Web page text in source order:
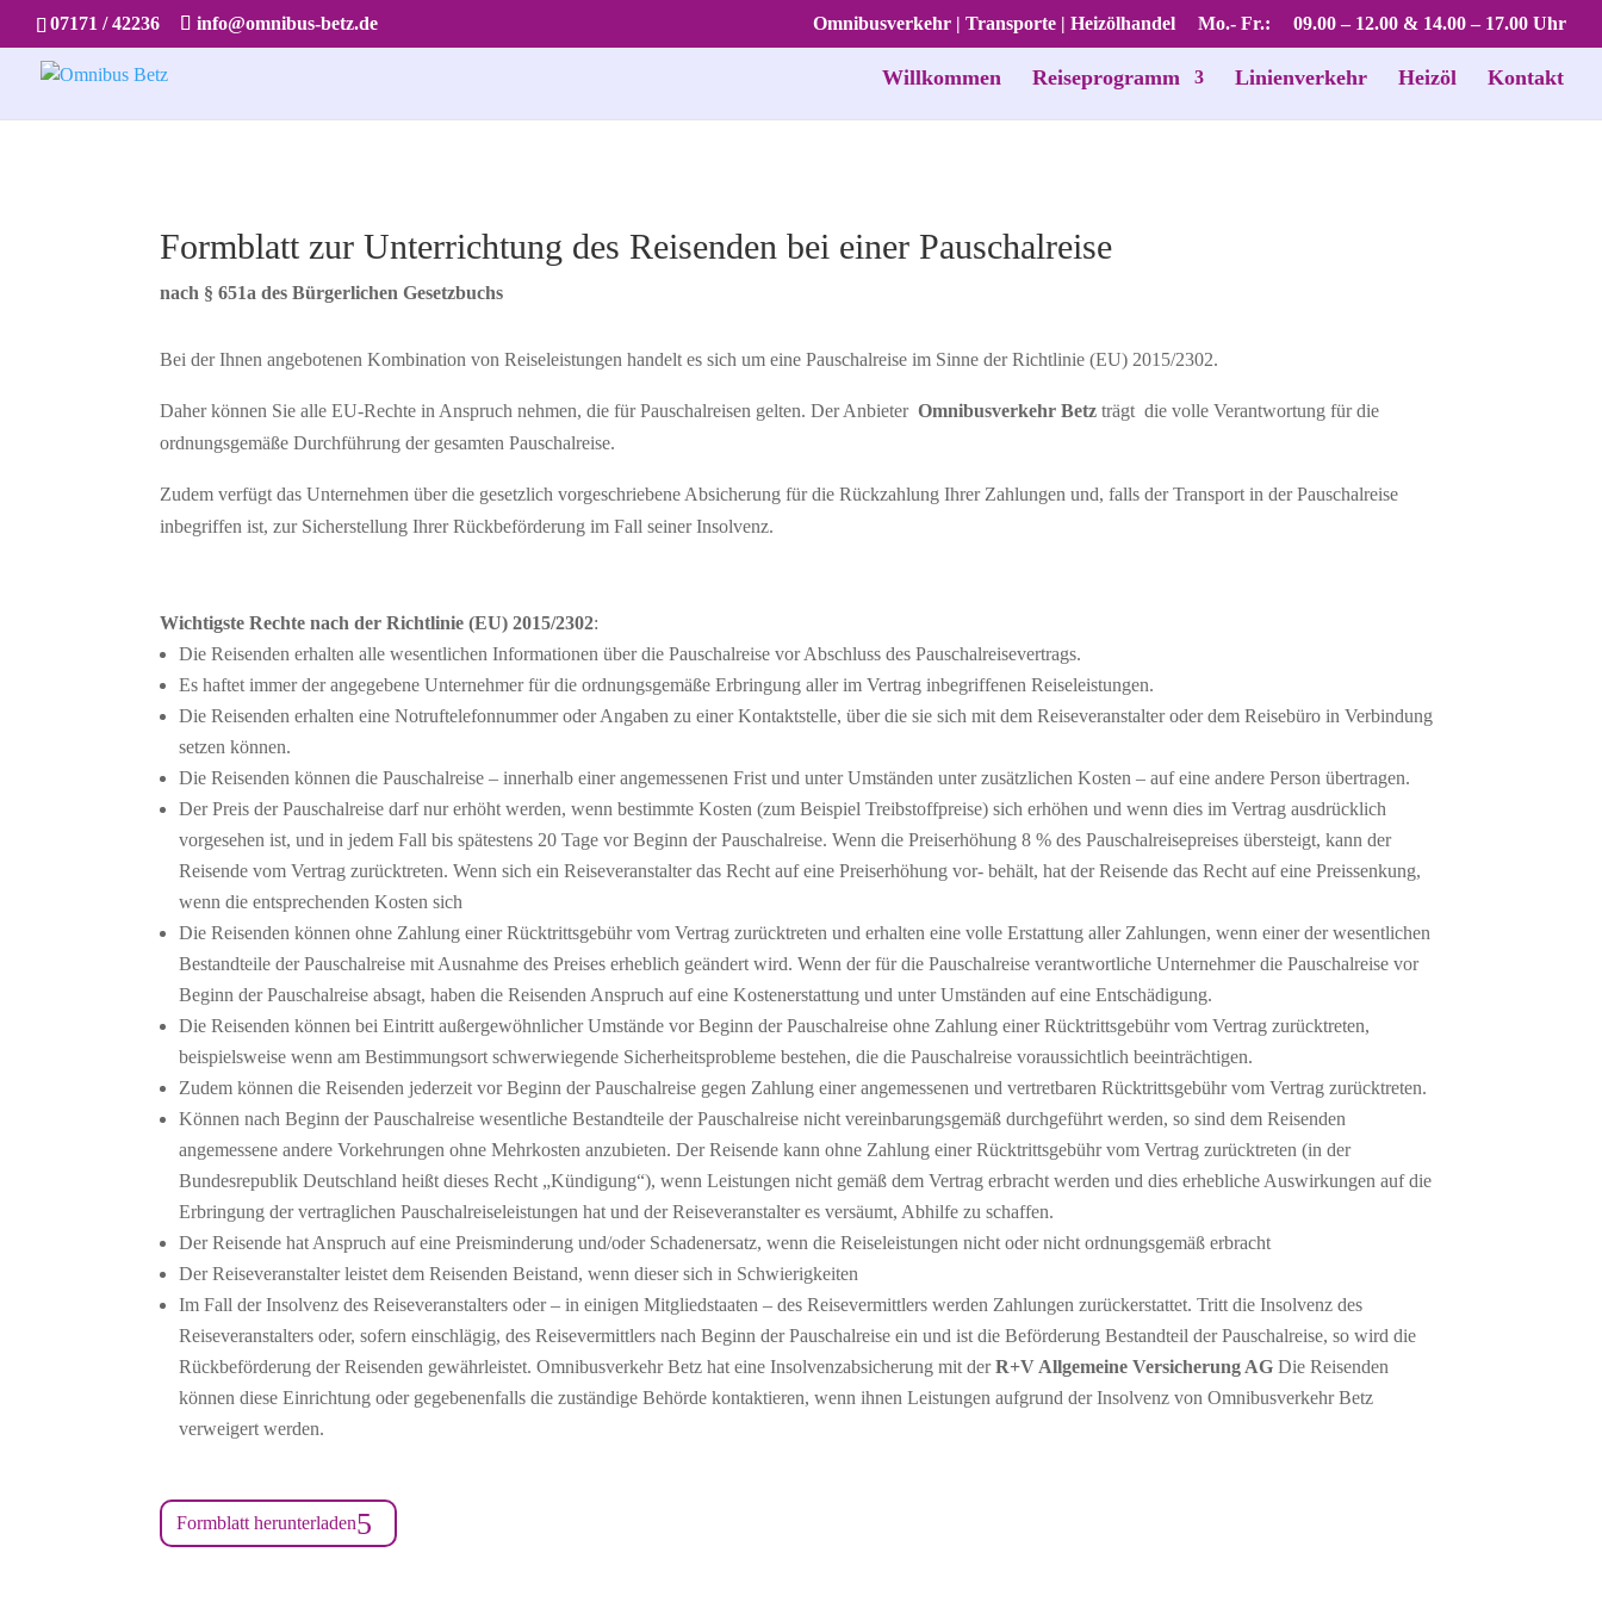
07171 / 42236 info@omnibus-betz.de Omnibusverkehr | Transporte | Heizölhandel Mo.- Fr.: 09.00 – 12.00 & 14.00 – 17.00 Uhr
Willkommen Reiseprogramm Linienverkehr Heizöl Kontakt
Formblatt zur Unterrichtung des Reisenden bei einer Pauschalreise
nach § 651a des Bürgerlichen Gesetzbuchs
Bei der Ihnen angebotenen Kombination von Reiseleistungen handelt es sich um eine Pauschalreise im Sinne der Richtlinie (EU) 2015/2302.
Daher können Sie alle EU-Rechte in Anspruch nehmen, die für Pauschalreisen gelten. Der AnbieterOmnibusverkehr Betz trägt die volle Verantwortung für die
ordnungsgemäße Durchführung der gesamten Pauschalreise.
Zudem verfügt das Unternehmen über die gesetzlich vorgeschriebene Absicherung für die Rückzahlung Ihrer Zahlungen und, falls der Transport in der Pauschalreise
inbegriffen ist, zur Sicherstellung Ihrer Rückbeförderung im Fall seiner Insolvenz.
Wichtigste Rechte nach der Richtlinie (EU) 2015/2302:
Die Reisenden erhalten alle wesentlichen Informationen über die Pauschalreise vor Abschluss des Pauschalreisevertrags.
Es haftet immer der angegebene Unternehmer für die ordnungsgemäße Erbringung aller im Vertrag inbegriffenen Reiseleistungen.
Die Reisenden erhalten eine Notruftelefonnummer oder Angaben zu einer Kontaktstelle, über die sie sich mit dem Reiseveranstalter oder dem Reisebüro in Verbindung
setzen können.
Die Reisenden können die Pauschalreise – innerhalb einer angemessenen Frist und unter Umständen unter zusätzlichen Kosten – auf eine andere Person übertragen.
Der Preis der Pauschalreise darf nur erhöht werden, wenn bestimmte Kosten (zum Beispiel Treibstoffpreise) sich erhöhen und wenn dies im Vertrag ausdrücklich
vorgesehen ist, und in jedem Fall bis spätestens 20 Tage vor Beginn der Pauschalreise. Wenn die Preiserhöhung 8 % des Pauschalreisepreises übersteigt, kann der
Reisende vom Vertrag zurücktreten. Wenn sich ein Reiseveranstalter das Recht auf eine Preiserhöhung vor- behält, hat der Reisende das Recht auf eine Preissenkung,
wenn die entsprechenden Kosten sich
Die Reisenden können ohne Zahlung einer Rücktrittsgebühr vom Vertrag zurücktreten und erhalten eine volle Erstattung aller Zahlungen, wenn einer der wesentlichen
Bestandteile der Pauschalreise mit Ausnahme des Preises erheblich geändert wird. Wenn der für die Pauschalreise verantwortliche Unternehmer die Pauschalreise vor
Beginn der Pauschalreise absagt, haben die Reisenden Anspruch auf eine Kostenerstattung und unter Umständen auf eine Entschädigung.
Die Reisenden können bei Eintritt außergewöhnlicher Umstände vor Beginn der Pauschalreise ohne Zahlung einer Rücktrittsgebühr vom Vertrag zurücktreten,
beispielsweise wenn am Bestimmungsort schwerwiegende Sicherheitsprobleme bestehen, die die Pauschalreise voraussichtlich beeinträchtigen.
Zudem können die Reisenden jederzeit vor Beginn der Pauschalreise gegen Zahlung einer angemessenen und vertretbaren Rücktrittsgebühr vom Vertrag zurücktreten.
Können nach Beginn der Pauschalreise wesentliche Bestandteile der Pauschalreise nicht vereinbarungsgemäß durchgeführt werden, so sind dem Reisenden
angemessene andere Vorkehrungen ohne Mehrkosten anzubieten. Der Reisende kann ohne Zahlung einer Rücktrittsgebühr vom Vertrag zurücktreten (in der
Bundesrepublik Deutschland heißt dieses Recht „Kündigung“), wenn Leistungen nicht gemäß dem Vertrag erbracht werden und dies erhebliche Auswirkungen auf die
Erbringung der vertraglichen Pauschalreiseleistungen hat und der Reiseveranstalter es versäumt, Abhilfe zu schaffen.
Der Reisende hat Anspruch auf eine Preisminderung und/oder Schadenersatz, wenn die Reiseleistungen nicht oder nicht ordnungsgemäß erbracht
Der Reiseveranstalter leistet dem Reisenden Beistand, wenn dieser sich in Schwierigkeiten
Im Fall der Insolvenz des Reiseveranstalters oder – in einigen Mitgliedstaaten – des Reisevermittlers werden Zahlungen zurückerstattet. Tritt die Insolvenz des
Reiseveranstalters oder, sofern einschlägig, des Reisevermittlers nach Beginn der Pauschalreise ein und ist die Beförderung Bestandteil der Pauschalreise, so wird die
Rückbeförderung der Reisenden gewährleistet. Omnibusverkehr Betz hat eine Insolvenzabsicherung mit derR+V Allgemeine Versicherung AG Die Reisenden
können diese Einrichtung oder gegebenenfalls die zuständige Behörde kontaktieren, wenn ihnen Leistungen aufgrund der Insolvenz von Omnibusverkehr Betz
verweigert werden.
Formblatt herunterladen